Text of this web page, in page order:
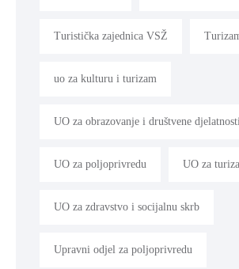
Turistička zajednica VSŽ
uo za kulturu i turizam
UO za obrazovanje i društvene djelatnosti
UO za poljoprivredu UO za
UO za zdravstvo i socijalnu skrb
Upravni odjel za poljoprivredu